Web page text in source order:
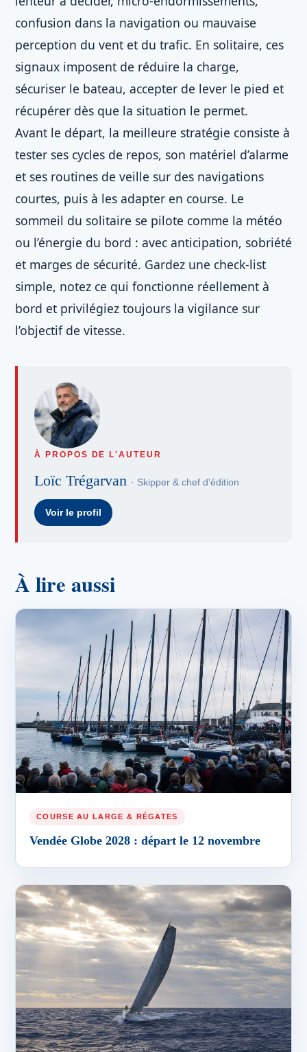
confusion dans la navigation ou mauvaise
perception du vent et du trafic. En solitaire, ces
signaux imposent de réduire la charge,
sécuriser le bateau, accepter de lever le pied et
récupérer dès que la situation le permet.
Avant le départ, la meilleure stratégie consiste à
tester ses cycles de repos, son matériel d’alarme
et ses routines de veille sur des navigations
courtes, puis à les adapter en course. Le
sommeil du solitaire se pilote comme la météo
ou l’énergie du bord : avec anticipation, sobriété
et marges de sécurité. Gardez une check-list
simple, notez ce qui fonctionne réellement à
bord et privilégiez toujours la vigilance sur
l’objectif de vitesse.
À PROPOS DE L'AUTEUR
Loïc Trégarvan · Skipper & chef d'édition
Voir le profil
À lire aussi
COURSE AU LARGE & RÉGATES
Vendée Globe 2028 : départ le 12 novembre